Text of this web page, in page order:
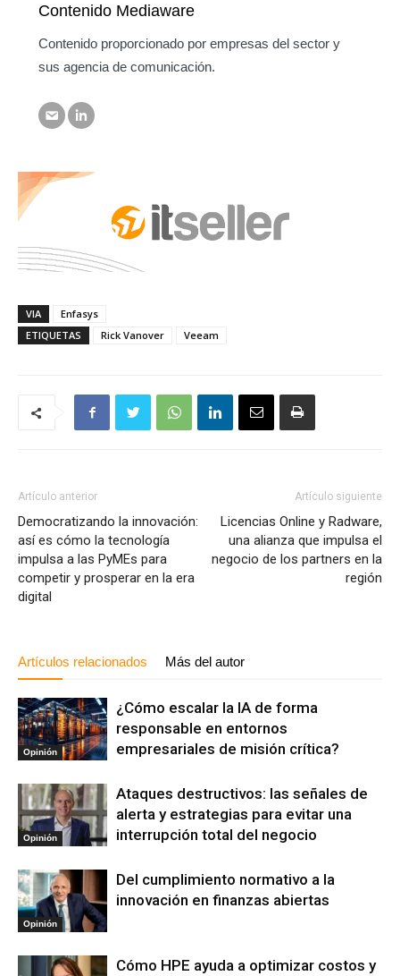
Contenido Mediaware
Contenido proporcionado por empresas del sector y
sus agencia de comunicación.
VIA
Enfasys
ETIQUETAS
Rick Vanover Veeam
Artículo anterior
Democratizando la innovación:
así es cómo la tecnología
impulsa a las PyMEs para
competir y prosperar en la era
digital
Artículo siguiente
Licencias Online y Radware,
una alianza que impulsa el
negocio de los partners en la
región
Artículos relacionados Más del autor
Opinión
¿Cómo escalar la IA de forma
responsable en entornos
empresariales de misión crítica?
Opinión
Ataques destructivos: las señales de
alerta y estrategias para evitar una
interrupción total del negocio
Opinión
Del cumplimiento normativo a la
innovación en finanzas abiertas
Cómo HPE ayuda a optimizar costos y